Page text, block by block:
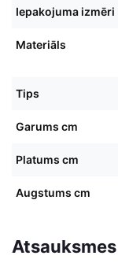
Iepakojuma izmēri
Materiāls
Tips
Garums cm
Platums cm
Augstums cm
Atsauksmes